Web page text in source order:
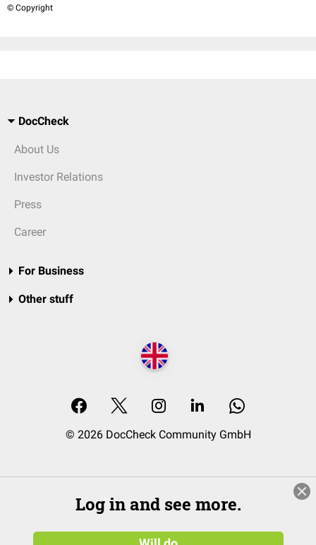
© Copyright
DocCheck
About Us
Investor Relations
Press
Career
For Business
Other stuff
© 2026 DocCheck Community GmbH
Log in and see more.